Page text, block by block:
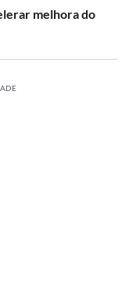
melhora do